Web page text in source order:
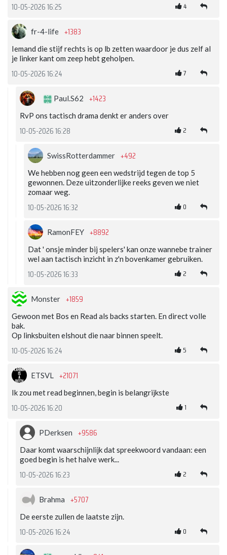
10-05-2026 16:25 4
fr-4-life +1383
Iemand die stijf rechts is op lb zetten waardoor je dus zelf al
je linker kant om zeep hebt geholpen.
10-05-2026 16:24 7
Paul.S62 +1423
RvP ons tactisch drama denkt er anders over
10-05-2026 16:28 2
SwissRotterdammer +492
We hebben nog geen een wedstrijd tegen de top 5
gewonnen. Deze uitzonderlijke reeks geven we niet
zomaar weg.
10-05-2026 16:32 0
RamonFEY +8892
Dat ' onsje minder bij spelers' kan onze wannebe trainer
wel aan tactisch inzicht in z'n bovenkamer gebruiken.
10-05-2026 16:33 2
Monster +1859
Gewoon met Bos en Read als backs starten. En direct volle
bak.
Op linksbuiten elshout die naar binnen speelt.
10-05-2026 16:24 5
ETSVL +21071
Ik zou met read beginnen, begin is belangrijkste
10-05-2026 16:20 1
PDerksen +9586
Daar komt waarschijnlijk dat spreekwoord vandaan: een
goed begin is het halve werk...
10-05-2026 16:23 2
Brahma +5707
De eerste zullen de laatste zijn.
10-05-2026 16:24 0